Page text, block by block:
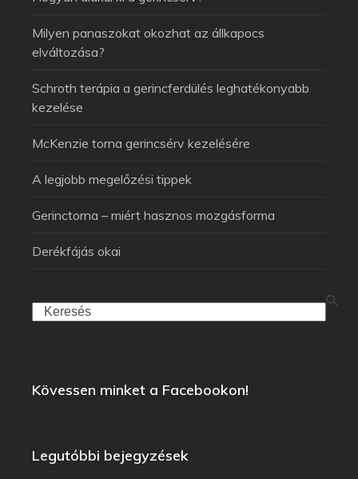
Milyen panaszokat okozhat az állkapocs
elváltozása?
Schroth terápia a gerincferdülés leghatékonyabb
kezelése
McKenzie torna gerincsérv kezelésére
A legjobb megelőzési tippek
Gerinctorna – miért hasznos mozgásforma
Derékfájás okai
Kövessen minket a Facebookon!
Legutóbbi bejegyzések